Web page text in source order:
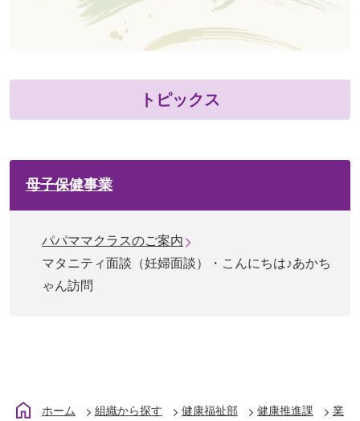
トピックス
母子保健事業
パパママクラスのご案内
マタニティ面談（妊婦面談）・こんにちは♪あかち
ゃん訪問
ホーム 組織から探す 健康福祉部 健康推進課
業